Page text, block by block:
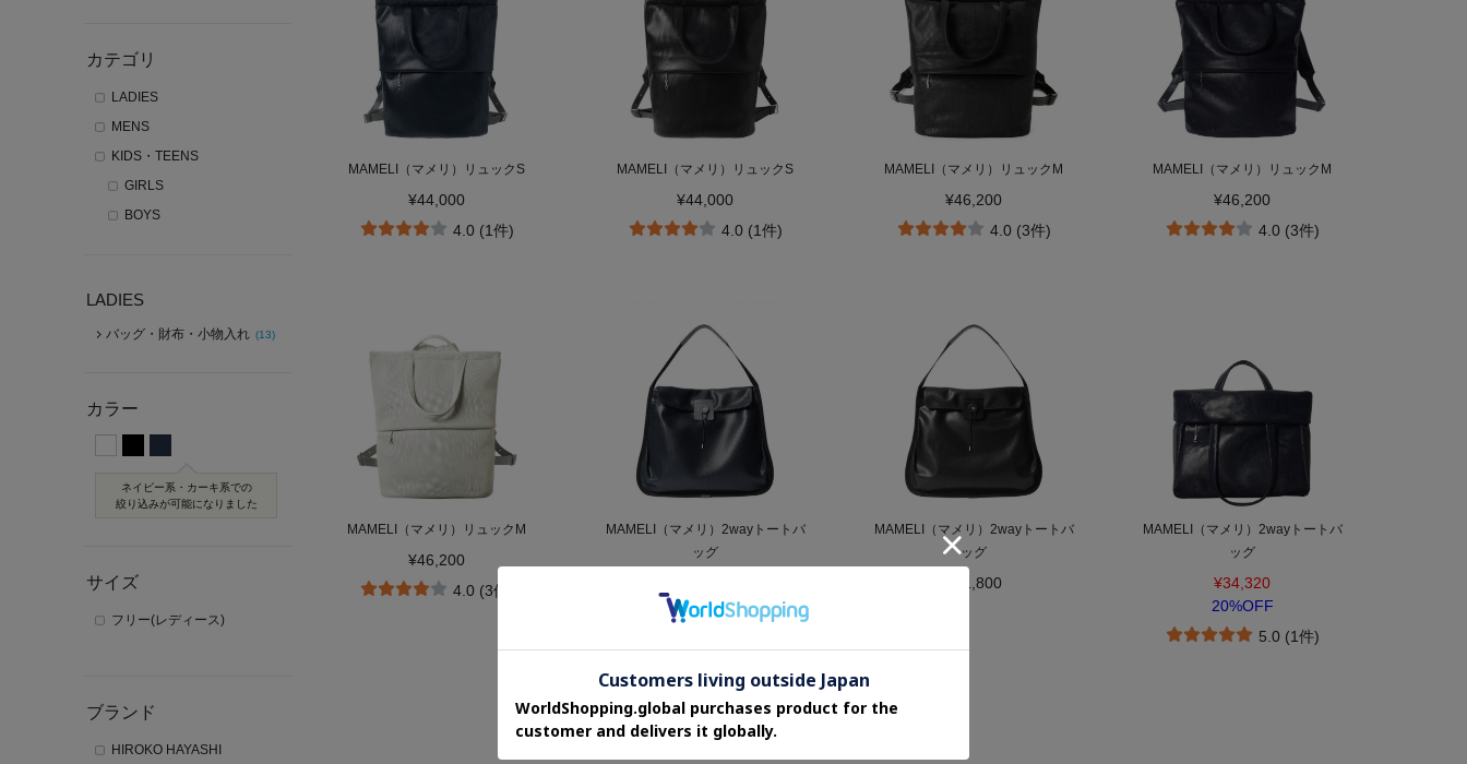
カテゴリ
LADIES
MENS
KIDS・TEENS
GIRLS
BOYS
LADIES
バッグ・財布・小物入れ (13)
カラー
ネイビー系・カーキ系での
絞り込みが可能になりました
サイズ
フリー(レディース)
ブランド
HIROKO HAYASHI
MAMELI（マメリ）リュックS
¥44,000
4.0 (1件)
MAMELI（マメリ）リュックS
¥44,000
4.0 (1件)
MAMELI（マメリ）リュックM
¥46,200
4.0 (3件)
MAMELI（マメリ）リュックM
¥46,200
4.0 (3件)
MAMELI（マメリ）リュックM
¥46,200
4.0 (3件)
MAMELI（マメリ）2wayトートバ
ッグ
MAMELI（マメリ）2wayトートバ
ッグ
¥41,800
MAMELI（マメリ）2wayトートバ
ッグ
¥34,320
20%OFF
5.0 (1件)